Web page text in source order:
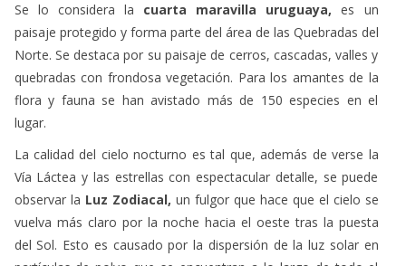
vuelva más claro por la noche hacia el oeste tras la puesta
del Sol. Esto es causado por la dispersión de la luz solar en
partículas de polvo que se encuentran a lo largo de todo el
sistema solar.
5. Sierras de Mahoma, San José